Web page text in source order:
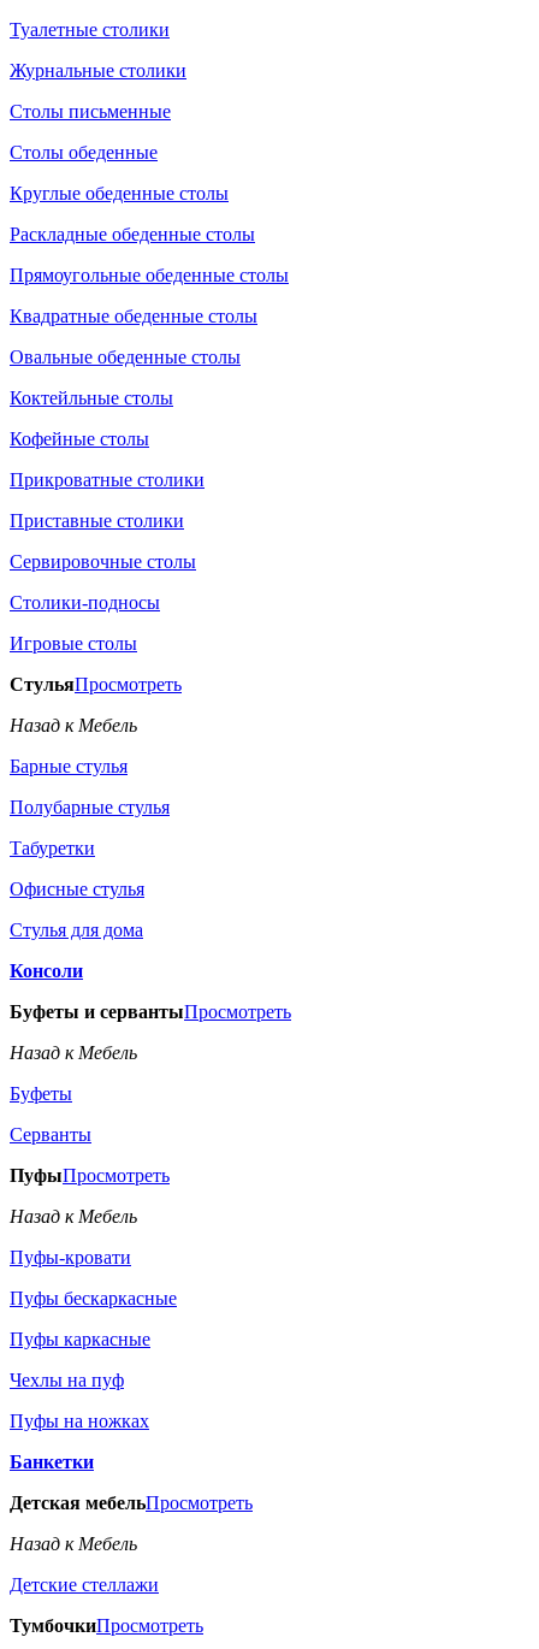
Туалетные столики
Журнальные столики
Столы письменные
Столы обеденные
Круглые обеденные столы
Раскладные обеденные столы
Прямоугольные обеденные столы
Квадратные обеденные столы
Овальные обеденные столы
Коктейльные столы
Кофейные столы
Прикроватные столики
Приставные столики
Сервировочные столы
Столики-подносы
Игровые столы
СтульяПросмотреть
Назад к Мебель
Барные стулья
Полубарные стулья
Табуретки
Офисные стулья
Стулья для дома
Консоли
Буфеты и сервантыПросмотреть
Назад к Мебель
Буфеты
Серванты
ПуфыПросмотреть
Назад к Мебель
Пуфы-кровати
Пуфы бескаркасные
Пуфы каркасные
Чехлы на пуф
Пуфы на ножках
Банкетки
Детская мебельПросмотреть
Назад к Мебель
Детские стеллажи
ТумбочкиПросмотреть